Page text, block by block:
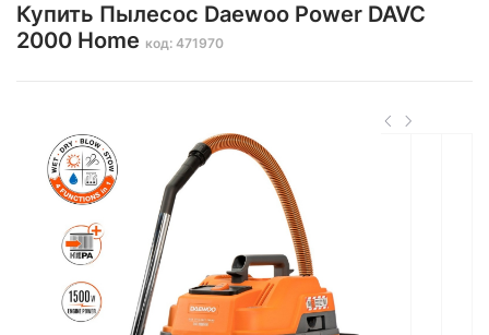
Купить Пылесос Daewoo Power DAVC
2000 Home код: 471970